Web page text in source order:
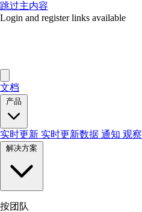
跳过主内容
Login and register links available
文档
产品
实时更新 实时更新数据 通知 观察
解决方案
按团队